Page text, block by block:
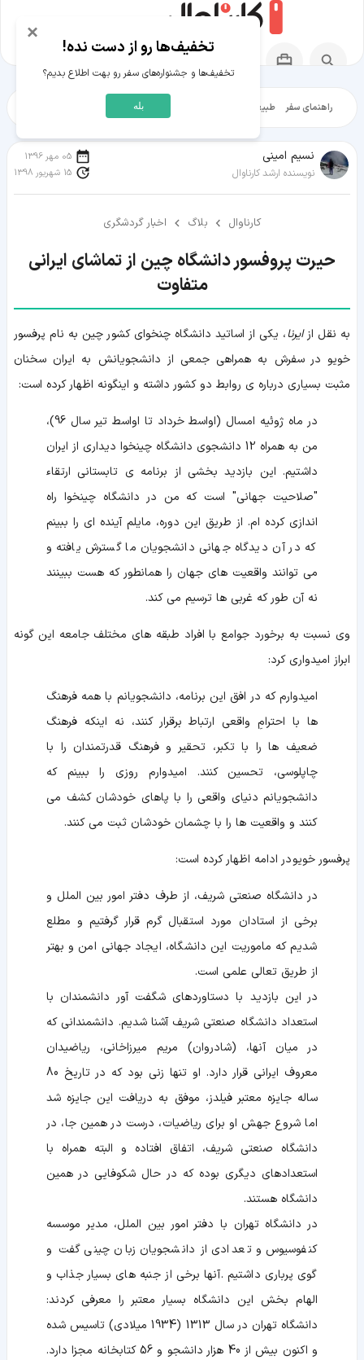
راهنمای سفر طبیعت‌گردی شهرگردی
نسیم امینی
نویسنده ارشد کارناوال
05 مهر 1396
15 شهریور 1398
کارناوال بلاگ اخبار گردشگری
حیرت پروفسور دانشگاه چین از تماشای ایرانی
متفاوت
به نقل ازایرنا، یکی از اساتید دانشگاه چنخوای کشور چین به نام پرفسور
خویو در سفرش به همراهی جمعی از دانشجویانش به ایران سخنان
مثبت بسیاری درباره ی روابط دو کشور داشته و اینگونه اظهار کرده است:
در ماه ژوئیه امسال (اواسط خرداد تا اواسط تیر سال 96)،
من به همراه 12 دانشجوی دانشگاه چینخوا دیداری از ایران
داشتیم. این بازدید بخشی از برنامه ی تابستانی ارتقاء
"صلاحیت جهانی" است که من در دانشگاه چینخوا راه
اندازی کرده ام. از طریق این دوره، مایلم آینده ای را ببینم
که در آن دیدگاه جهانی دانشجویان ما گسترش یافته و
می توانند واقعیت های جهان را همانطور که هست ببینند
نه آن طور که غربی ها ترسیم می کند.
وی نسبت به برخورد جوامع با افراد طبقه های مختلف جامعه این گونه
ابراز امیدواری کرد:
امیدوارم که در افق این برنامه، دانشجویانم با همه فرهنگ
ها با احترامِ واقعی ارتباط برقرار کنند، نه اینکه فرهنگ
ضعیف ها را با تکبر، تحقیر و فرهنگ قدرتمندان را با
چاپلوسی، تحسین کنند. امیدوارم روزی را ببینم که
دانشجویانم دنیای واقعی را با پاهای خودشان کشف می
کنند و واقعیت ها را با چشمان خودشان ثبت می کنند.
پرفسور خویو در ادامه اظهار کرده است:
در دانشگاه صنعتی شریف، از طرف دفتر امور بین الملل و
برخی از استادان مورد استقبال گرم قرار گرفتیم و مطلع
شدیم که ماموریت این دانشگاه، ایجاد جهانی امن و بهتر
از طریق تعالی علمی است.
در این بازدید با دستاوردهای شگفت آور دانشمندان با
استعداد دانشگاه صنعتی شریف آشنا شدیم. دانشمندانی که
در میان آنها، (شادروان) مریم میرزاخانی، ریاضیدان
معروف ایرانی قرار دارد. او تنها زنی بود که در تاریخ 80
ساله جایزه معتبر فیلدز، موفق به دریافت این جایزه شد
اما شروع جهش او برای ریاضیات، درست در همین جا، در
دانشگاه صنعتی شریف، اتفاق افتاده و البته همراه با
استعدادهای دیگری بوده که در حال شکوفایی در همین
دانشگاه هستند.
در دانشگاه تهران با دفتر امور بین الملل، مدیر موسسه
کنفوسیوس و تعدادی از دانشجویان زبان چینی گفت و
گوی پرباری داشتیم .آنها برخی از جنبه های بسیار جذاب و
الهام بخش این دانشگاه بسیار معتبر را معرفی کردند:
دانشگاه تهران در سال 1313 (1934 میلادی) تاسیس شده
و اکنون بیش از 40 هزار دانشجو و 56 کتابخانه مجزا دارد.
×
تخفیف‌ها رو از دست نده!
تخفیف‌ها و جشنواره‌های سفر رو بهت اطلاع بدیم؟
بله